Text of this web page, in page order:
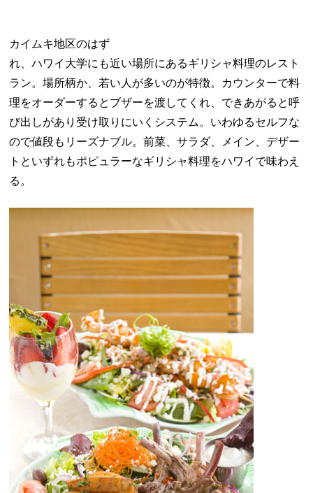
カイムキ地区のはず
れ、ハワイ大学にも近い場所にあるギリシャ料理のレスト
ラン。場所柄か、若い人が多いのが特徴。カウンターで料
理をオーダーするとブザーを渡してくれ、できあがると呼
び出しがあり受け取りにいくシステム。いわゆるセルフな
ので値段もリーズナブル。前菜、サラダ、メイン、デザー
トといずれもポピュラーなギリシャ料理をハワイで味わえ
る。